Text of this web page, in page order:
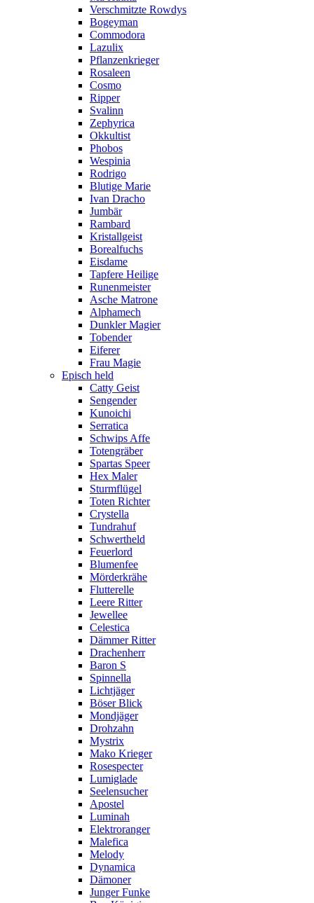
Verschmitzte Rowdys
Bogeyman
Commodora
Lazulix
Pflanzenkrieger
Rosaleen
Cosmo
Ripper
Svalinn
Zephyrica
Okkultist
Phobos
Wespinia
Rodrigo
Blutige Marie
Ivan Dracho
Jumbär
Rambard
Kristallgeist
Borealfuchs
Eisdame
Tapfere Heilige
Runenmeister
Asche Matrone
Alphamech
Dunkler Magier
Tobender
Eiferer
Frau Magie
Episch held
Catty Geist
Sengender
Kunoichi
Serratica
Schwips Affe
Totengräber
Spartas Speer
Hex Maler
Sturmflügel
Toten Richter
Crystella
Tundrahuf
Schwertheld
Feuerlord
Blumenfee
Mörderkrähe
Flutterelle
Leere Ritter
Jewellee
Celestica
Dämmer Ritter
Drachenherr
Baron S
Spinnella
Lichtjäger
Böser Blick
Mondjäger
Drohzahn
Mystrix
Mako Krieger
Rosespecter
Lumiglade
Seelensucher
Apostel
Luminah
Elektroranger
Malefica
Melody
Dynamica
Dämoner
Junger Funke